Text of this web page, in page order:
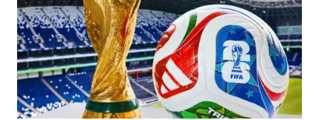
WN
LANGKAT
WN
TAPANULI
SELATAN